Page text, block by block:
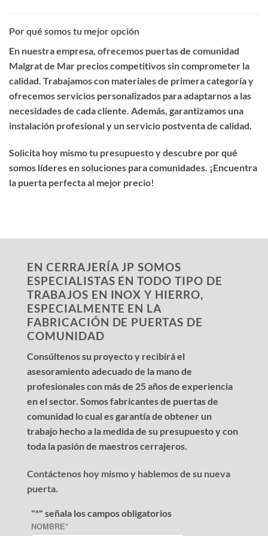
Por qué somos tu mejor opción
En nuestra empresa, ofrecemos puertas de comunidad
Malgrat de Mar precios competitivossin comprometer la
calidad. Trabajamos con materiales de primera categoría y
ofrecemos servicios personalizados para adaptarnos a las
necesidades de cada cliente. Además, garantizamos una
instalación profesional y un servicio postventa de calidad.
Solicita hoy mismo tu presupuesto y descubre por qué
somos líderes en soluciones para comunidades. ¡Encuentra
la puerta perfecta al mejor precio!
EN CERRAJERÍA JP SOMOS
ESPECIALISTAS EN TODO TIPO DE
TRABAJOS EN INOX Y HIERRO,
ESPECIALMENTE EN LA
FABRICACIÓN DE PUERTAS DE
COMUNIDAD
Consúltenos su proyecto y recibirá el
asesoramiento adecuado de la mano de
profesionales con más de 25 años de experiencia
en el sector. Somos fabricantes de puertas de
comunidad lo cual es garantía de obtener un
trabajo hecho a la medida de su presupuesto y con
toda la pasión de maestros cerrajeros.
Contáctenos hoy mismo y hablemos de su nueva
puerta.
"*" señala los campos obligatorios
NOMBRE*